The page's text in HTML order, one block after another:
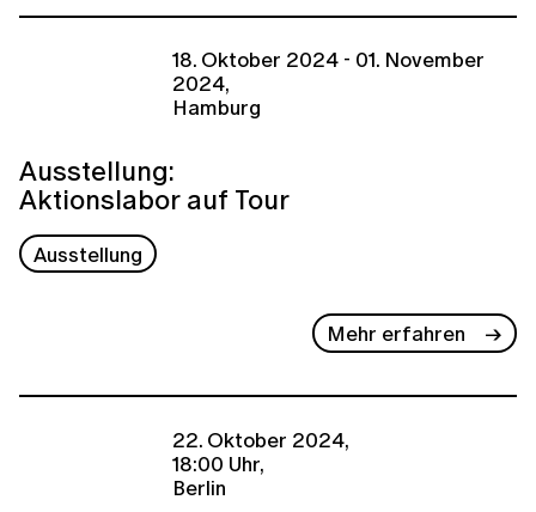
18. Oktober 2024 - 01. November
2024,
Hamburg
Ausstellung:
Aktionslabor auf Tour
Ausstellung
Mehr erfahren
22. Oktober 2024,
18:00 Uhr,
Berlin